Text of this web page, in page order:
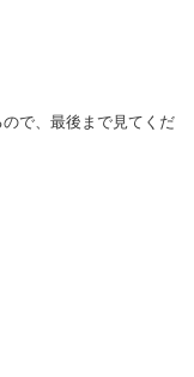
で、最後まで見てくだ